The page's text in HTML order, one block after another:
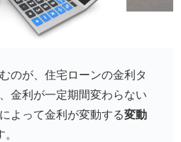
のが、住宅ローンの金利タ
金利が一定期間変わらない
よって金利が変動する変動